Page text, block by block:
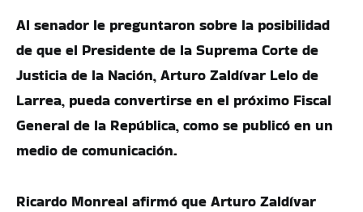
Al senador le preguntaron sobre la posibilidad
de que el Presidente de la Suprema Corte de
Justicia de la Nación, Arturo Zaldívar Lelo de
Larrea, pueda convertirse en el próximo Fiscal
General de la República, como se publicó en un
medio de comunicación.
Ricardo Monreal afirmó que Arturo Zaldívar